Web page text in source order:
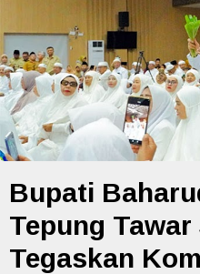
Bupati
Tepung Tawar
Tegaskan